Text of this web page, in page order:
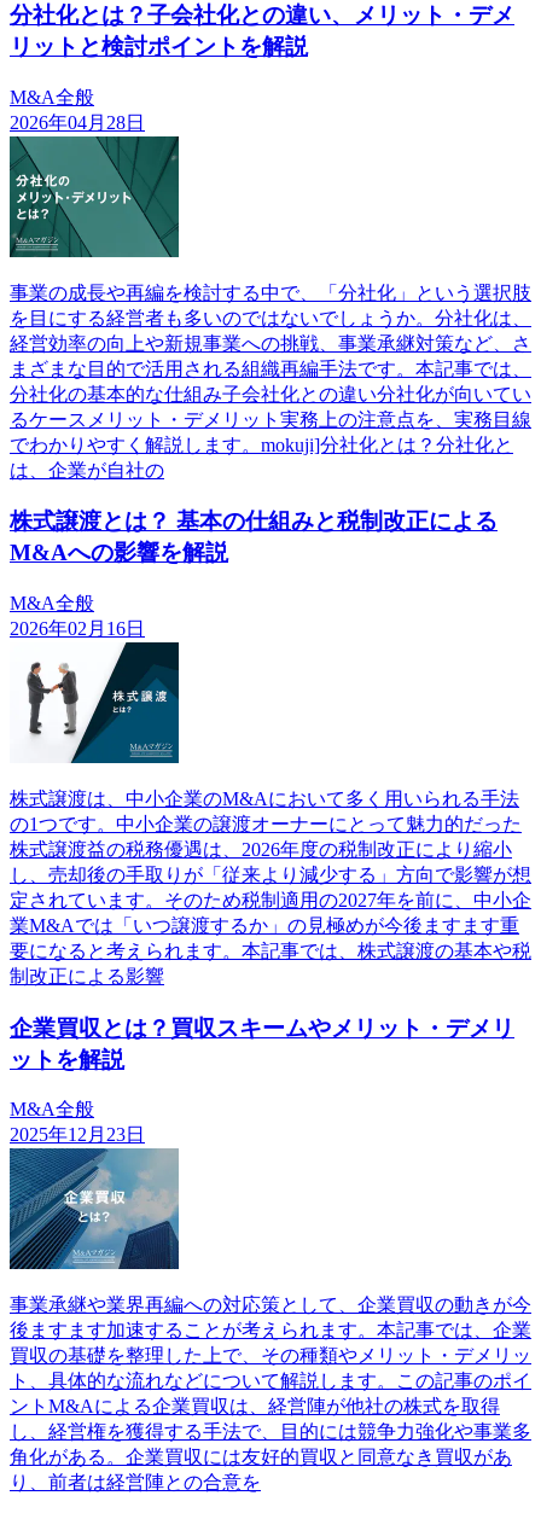
分社化とは？子会社化との違い、メリット・デメ
リットと検討ポイントを解説
M&A全般
2026年04月28日
事業の成長や再編を検討する中で、「分社化」という選択肢
を目にする経営者も多いのではないでしょうか。分社化は、
経営効率の向上や新規事業への挑戦、事業承継対策など、さ
まざまな目的で活用される組織再編手法です。本記事では、
分社化の基本的な仕組み子会社化との違い分社化が向いてい
るケースメリット・デメリット実務上の注意点を、実務目線
でわかりやすく解説します。mokuji]分社化とは？分社化と
は、企業が自社の
株式譲渡とは？ 基本の仕組みと税制改正による
M&Aへの影響を解説
M&A全般
2026年02月16日
株式譲渡は、中小企業のM&Aにおいて多く用いられる手法
の1つです。中小企業の譲渡オーナーにとって魅力的だった
株式譲渡益の税務優遇は、2026年度の税制改正により縮小
し、売却後の手取りが「従来より減少する」方向で影響が想
定されています。そのため税制適用の2027年を前に、中小企
業M&Aでは「いつ譲渡するか」の見極めが今後ますます重
要になると考えられます。本記事では、株式譲渡の基本や税
制改正による影響
企業買収とは？買収スキームやメリット・デメリ
ットを解説
M&A全般
2025年12月23日
事業承継や業界再編への対応策として、企業買収の動きが今
後ますます加速することが考えられます。本記事では、企業
買収の基礎を整理した上で、その種類やメリット・デメリッ
ト、具体的な流れなどについて解説します。この記事のポイ
ントM&Aによる企業買収は、経営陣が他社の株式を取得
し、経営権を獲得する手法で、目的には競争力強化や事業多
角化がある。企業買収には友好的買収と同意なき買収があ
り、前者は経営陣との合意を